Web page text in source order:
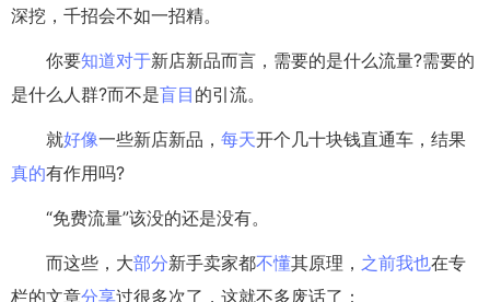
深挖，千招会不如一招精。
你要知道对于新店新品而言，需要的是什么流量?需要的
是什么人群?而不是盲目 的引流。
就好像一些新店新品， 每天开个几十块钱直通车，结果
真的有作用吗?
“免费流量”该没的还是没有。
而这些，大部分新手卖家都不懂其原理， 之前我也在专
栏的文章分享过很多次了，这就不多废话了：